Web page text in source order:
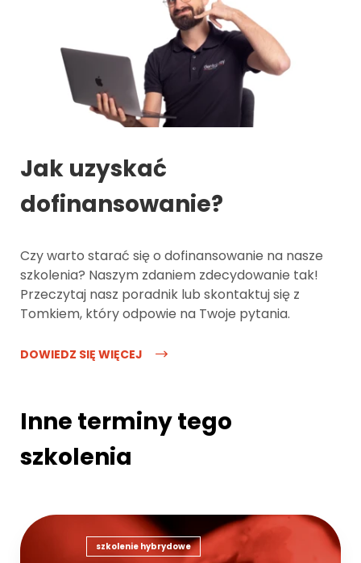
Jak uzyskać
dofinansowanie?
Czy warto starać się o dofinansowanie na nasze
szkolenia? Naszym zdaniem zdecydowanie tak!
Przeczytaj nasz poradnik lub skontaktuj się z
Tomkiem, który odpowie na Twoje pytania.
DOWIEDZ SIĘ WIĘCEJ
Inne terminy tego
szkolenia
szkolenie hybrydowe